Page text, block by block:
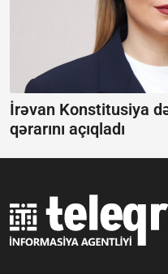
İrəvan Konstitusiya
qərarını açıqladı